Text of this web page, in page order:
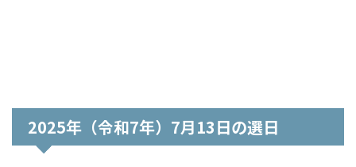
2025年（令和7年）7月13日の選日